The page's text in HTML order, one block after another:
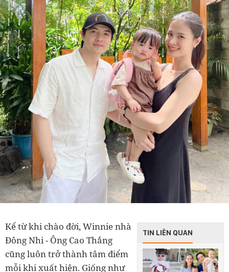
TIN LIÊN QUAN
Kể từ khi chào đời, Winnie nhà
Đông Nhi - Ông Cao Thắng
cũng luôn trở thành tâm điểm
mỗi khi xuất hiện. Giống như